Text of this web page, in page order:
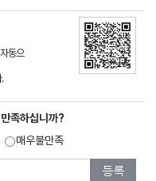
동으
족하십니까?
매우불만족